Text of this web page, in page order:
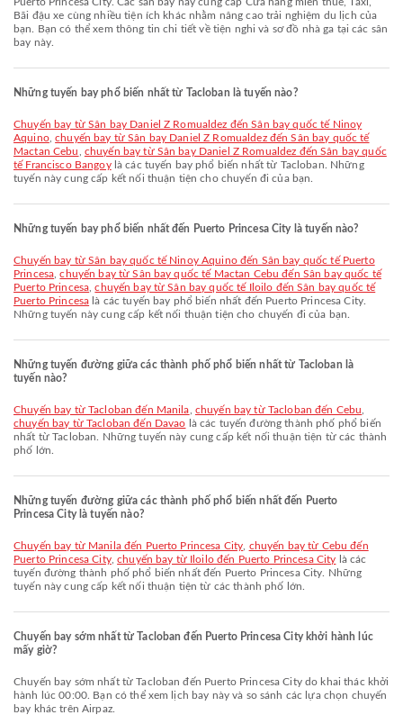
Bãi đậu xe cùng nhiều tiện ích khác nhằm nâng cao trải nghiệm du lịch của
bạn. Bạn có thể xem thông tin chi tiết về tiện nghi và sơ đồ nhà ga tại các sân
bay này.
Những tuyến bay phổ biến nhất từ Tacloban là tuyến nào?
chuyến bay từ Sân bay Daniel Z Romualdez đến Sân bay quốc tế Ninoy
Aquino,chuyến bay từ Sân bay Daniel Z Romualdez đến Sân bay quốc tế
Mactan Cebu
chuyến bay từ Sân bay Daniel Z Romualdez đến Sân bay quốc
tế Francisco Bangoylà các tuyến bay phổ biến nhất từ Tacloban. Những
tuyến này cung cấp kết nối thuận tiện cho chuyến đi của bạn.
Những tuyến bay phổ biến nhất đến Puerto Princesa City là tuyến nào?
chuyến bay từ Sân bay quốc tế Ninoy Aquino đến Sân bay quốc tế Puerto
Princesa ,chuyến bay từ Sân bay quốc tế Mactan Cebu đến Sân bay quốc tế
Puerto Princesa ,chuyến bay từ Sân bay quốc tế Iloilo đến Sân bay quốc tế
Puerto Princesa là các tuyến bay phổ biến nhất đến Puerto Princesa City.
Những tuyến này cung cấp kết nối thuận tiện cho chuyến đi của bạn.
Những tuyến đường giữa các thành phố phổ biến nhất từ Tacloban là
tuyến nào?
chuyến bay từ Tacloban đến Manila chuyến bay từ Tacloban đến Cebu
chuyến bay từ Tacloban đến Davao là các tuyến đường thành phố phổ biến
nhất từ Tacloban. Những tuyến này cung cấp kết nối thuận tiện từ các thành
phố lớn.
Những tuyến đường giữa các thành phố phổ biến nhất đến Puerto
Princesa City là tuyến nào?
chuyến bay từ Manila đến Puerto Princesa City chuyến bay từ Cebu đến
Puerto Princesa City,chuyến bay từ Iloilo đến Puerto Princesa City là các
tuyến đường thành phố phổ biến nhất đến Puerto Princesa City. Những
tuyến này cung cấp kết nối thuận tiện từ các thành phố lớn.
Chuyến bay sớm nhất từ Tacloban đến Puerto Princesa City khởi hành lúc
mấy giờ?
Chuyến bay sớm nhất từ Tacloban đến Puerto Princesa City do khai thác khởi
hành lúc 00:00. Bạn có thể xem lịch bay này và so sánh các lựa chọn chuyến
bay khác trên Airpaz.